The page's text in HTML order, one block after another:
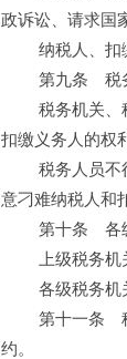
政诉讼、请求国
纳税人、扣缴
第九条 税务机
税务机关、税
扣缴义务人的权
税务人员不得
意刁难纳税人和
第十条 各级税
上级税务机关
各级税务机关
第十一条 税务
约。